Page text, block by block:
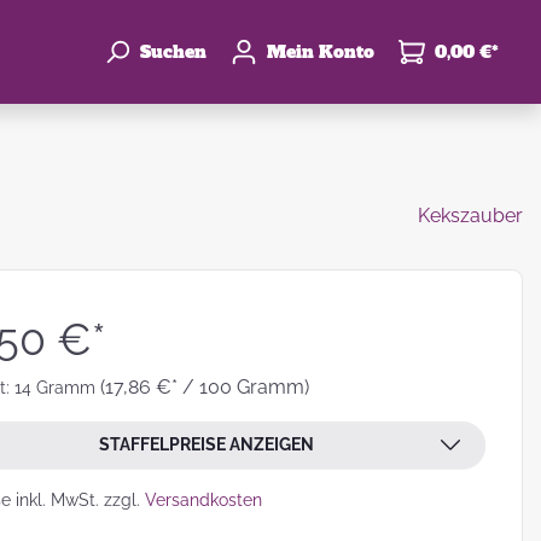
Suchen Mein Konto 0,00 €*
Kekszauber
€*
14 Gramm (17,86 €* / 100 Gramm)
STAFFELPREISE ANZEIGEN
inkl. MwSt. zzgl. Versandkosten